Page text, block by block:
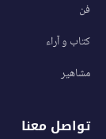
فن
كتاب و آراء
مشاهير
تواصل معنا